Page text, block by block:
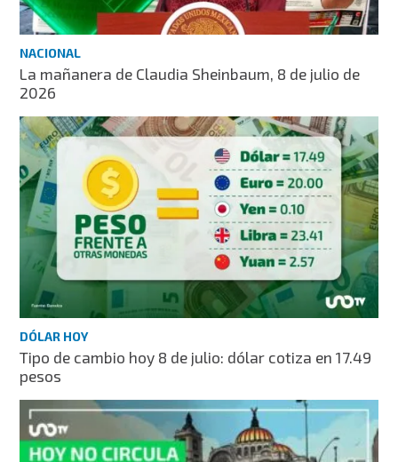
NACIONAL
La mañanera de Claudia Sheinbaum, 8 de julio de
2026
DÓLAR HOY
Tipo de cambio hoy 8 de julio: dólar cotiza en 17.49
pesos